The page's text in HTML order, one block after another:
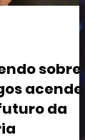
sobre
acende
da